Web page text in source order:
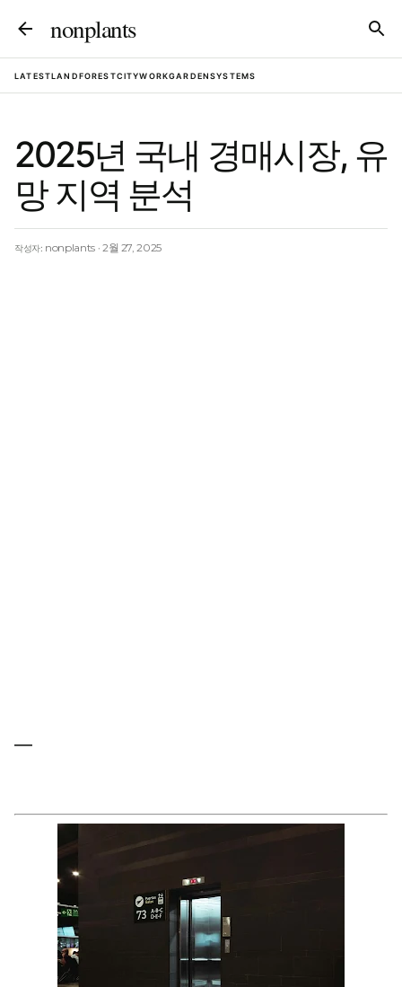
기본 콘텐츠로 건너뛰기
nonplants
LATESTLANDFORESTCITYWORKGARDENSYSTEMS
2025년 국내 경매시장, 유
망 지역 분석
작성자: nonplants 2월 27, 2025